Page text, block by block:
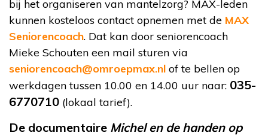
bij het organiseren van mantelzorg? MAX-leden
kunnen kosteloos contact opnemen met de MAX
Seniorencoach. Dat kan door seniorencoach
Mieke Schouten een mail sturen via
seniorencoach@omroepmax.nl of te bellen op
werkdagen tussen 10.00 en 14.00 uur naar: 035-
6770710 (lokaal tarief).
De documentaire Michel en de handen op